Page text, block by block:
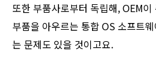
또한 부품사로부터 독립해, OEM
부품을 아우르는 통합 OS 소프트
는 문제도 있을 것이고요.